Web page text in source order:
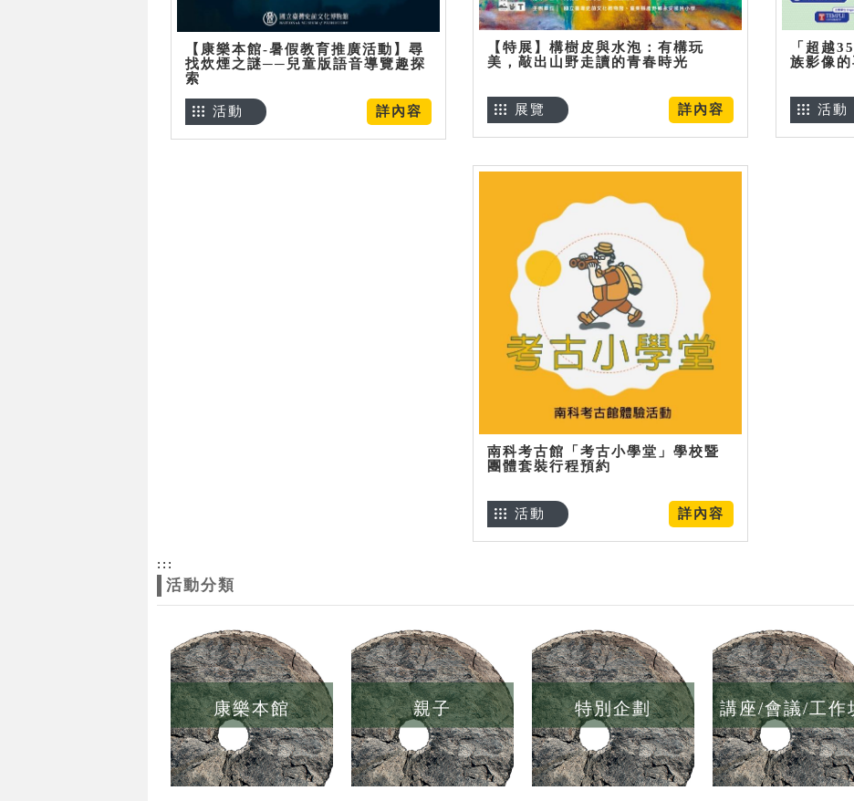
【康樂本館-暑假教育推廣活動】尋
找炊煙之謎──兒童版語音導覽趣探
索
詳內容
活動
【特展】構樹皮與水泡：有構玩
美，敲出山野走讀的青春時光
詳內容
展覽
「超越
族影像
活動
南科考古館「考古小學堂」學校暨
團體套裝行程預約
詳內容
活動
:::
活動分類
康樂本館 親子 特別企劃 講座/會議/工作